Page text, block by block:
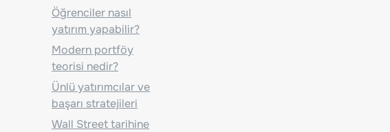
Öğrenciler nasıl
yatırım yapabilir?
Modern portföy
teorisi nedir?
Ünlü yatırımcılar ve
başarı stratejileri
Wall Street tarihine